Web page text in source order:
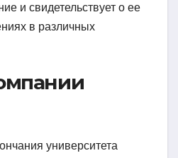
и свидетельствует о ее
в различных
университета